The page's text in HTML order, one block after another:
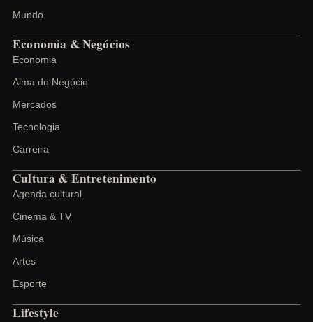
Mundo
Economia & Negócios
Economia
Alma do Negócio
Mercados
Tecnologia
Carreira
Cultura & Entretenimento
Agenda cultural
Cinema & TV
Música
Artes
Esporte
Lifestyle